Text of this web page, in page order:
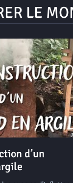
LE
d’un